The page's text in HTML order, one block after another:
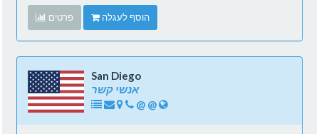
פרטים הוסף לעגלה
San Diego
אנשי קשר
@ @